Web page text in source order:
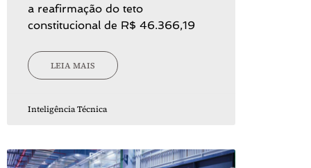
a reafirmação do teto
constitucional de R$ 46.366,19
LEIA MAIS
Inteligência Técnica